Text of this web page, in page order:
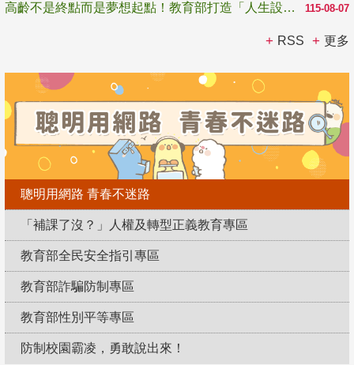
115-08-07
高齡不是終點而是夢想起點！教育部打造「人生設計夢工場」 參展第3屆高齡健康產業博覽會
RSS 更多
聰明用網路 青春不迷路
「補課了沒？」人權及轉型正義教育專區
教育部全民安全指引專區
教育部詐騙防制專區
教育部性別平等專區
防制校園霸凌，勇敢說出來！